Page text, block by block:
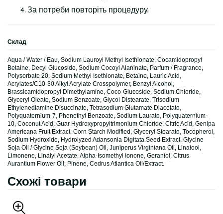
За потреби повторіть процедуру.
Склад
Aqua / Water / Eau, Sodium Lauroyl Methyl Isethionate, Cocamidopropyl
Betaine, Decyl Glucoside, Sodium Cocoyl Alaninate, Parfum / Fragrance,
Polysorbate 20, Sodium Methyl Isethionate, Betaine, Lauric Acid,
Acrylates/C10-30 Alkyl Acrylate Crosspolymer, Benzyl Alcohol,
Brassicamidopropyl Dimethylamine, Coco-Glucoside, Sodium Chloride,
Glyceryl Oleate, Sodium Benzoate, Glycol Distearate, Trisodium
Ethylenediamine Disuccinate, Tetrasodium Glutamate Diacetate,
Polyquaternium-7, Phenethyl Benzoate, Sodium Laurate, Polyquaternium-
10, Coconut Acid, Guar Hydroxypropyltrimonium Chloride, Citric Acid, Genipa
Americana Fruit Extract, Corn Starch Modified, Glyceryl Stearate, Tocopherol,
Sodium Hydroxide, Hydrolyzed Adansonia Digitata Seed Extract, Glycine
Soja Oil / Glycine Soja (Soybean) Oil, Juniperus Virginiana Oil, Linalool,
Limonene, Linalyl Acetate, Alpha-Isomethyl Ionone, Geraniol, Citrus
Aurantium Flower Oil, Pinene, Cedrus Atlantica Oil/Extract.
Схожі товари